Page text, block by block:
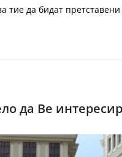
тие да бидат